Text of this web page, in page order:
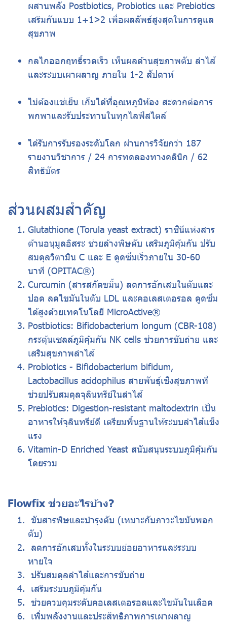
ผสานพลัง Postbiotics, Probiotics และ Prebiotics
เสริมกันแบบ 1+1>2 เพื่อผลลัพธ์สูงสุดในการดูแล
สุขภาพ
กลไกออกฤทธิ์รวดเร็ว เห็นผลด้านสุขภาพตับ ลำไส้
และระบบเผาผลาญ ภายใน 1-2 สัปดาห์
ไม่ต้องแช่เย็น เก็บได้ที่อุณหภูมิห้อง สะดวกต่อการ
พกพาและรับประทานในทุกไลฟ์สไตล์
ได้รับการรับรองระดับโลก ผ่านการวิจัยกว่า 187
รายงานวิชาการ / 24 การทดลองทางคลินิก / 62
สิทธิบัตร
ส่วนผสมสำคัญ
Glutathione (Torula yeast extract) ราชินีแห่งสาร
ต้านอนุมูลอิสระ ช่วยล้างพิษตับ เสริมภูมิคุ้มกัน ปรับ
สมดุลวิตามิน C และ E ดูดซึมเร็วภายใน 30-60
นาที (OPITAC®)
Curcumin (สารสกัดขมิ้น) ลดการอักเสบในตับและ
ปอด ลดไขมันในตับ LDL และคอเลสเตอรอล ดูดซึม
ได้สูงด้วยเทคโนโลยี MicroActive®
Postbiotics: Bifidobacterium longum (CBR-108)
กระตุ้นเซลล์ภูมิคุ้มกัน NK cells ช่วยการขับถ่าย และ
เสริมสุขภาพลำไส้
Probiotics - Bifidobacterium bifidum,
Lactobacillus acidophilus สายพันธุ์เชิงสุขภาพที่
ช่วยปรับสมดุลจุลินทรีย์ในลำไส้
Prebiotics: Digestion-resistant maltodextrin เป็น
อาหารให้จุลินทรีย์ดี เตรียมพื้นฐานให้ระบบลำไส้แข็ง
แรง
Vitamin-D Enriched Yeast สนับสนุนระบบภูมิคุ้มกัน
โดยรวม
Flowfix ช่วยอะไรบ้าง?
ขับสารพิษและบำรุงตับ (เหมาะกับภาวะไขมันพอก
ตับ)
️ ลดการอักเสบทั้งในระบบย่อยอาหารและระบบ
หายใจ
️ ปรับสมดุลลำไส้และการขับถ่าย
️ เสริมระบบภูมิคุ้มกัน
️ ช่วยควบคุมระดับคอเลสเตอรอลและไขมันในเลือด
️ เพิ่มพลังงานและประสิทธิภาพการเผาผลาญ